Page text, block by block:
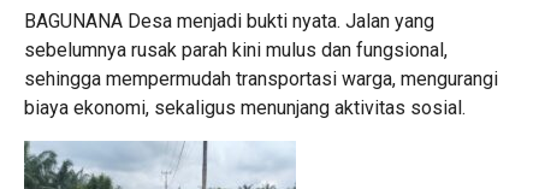
BAGUNANA Desa menjadi bukti nyata. Jalan yang
sebelumnya rusak parah kini mulus dan fungsional,
sehingga mempermudah transportasi warga, mengurangi
biaya ekonomi, sekaligus menunjang aktivitas sosial.